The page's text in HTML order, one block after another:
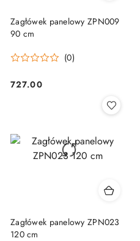
Zagłówek panelowy ZPN009
90 cm
(0)
Cena:
727.00
Zagłówek panelowy ZPN023
120 cm